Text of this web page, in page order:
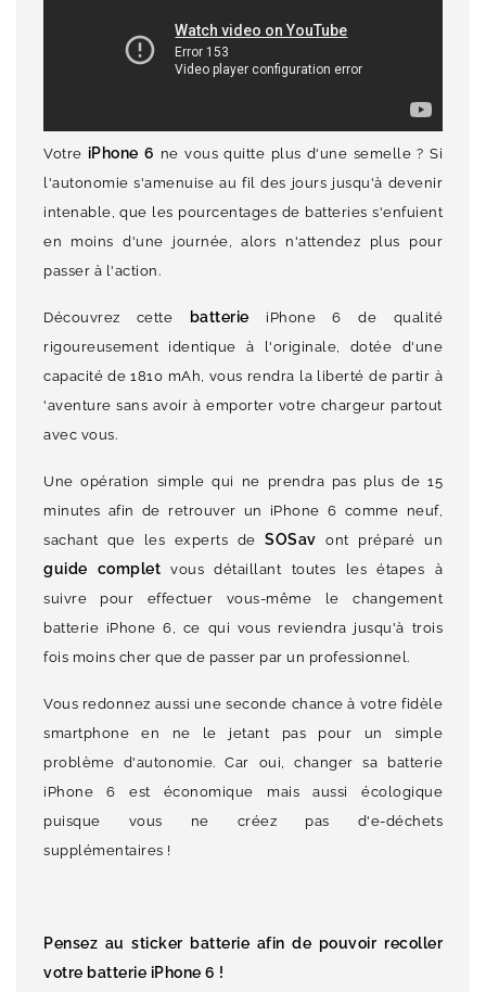
Votre iPhone 6 ne vous quitte plus d'une semelle ? Si
l'autonomie s'amenuise au fil des jours jusqu'à devenir
intenable, que les pourcentages de batteries s'enfuient
en moins d'une journée, alors n'attendez plus pour
passer à l'action.
Découvrez cette batterie iPhone 6 de qualité
rigoureusement identique à l'originale, dotée d'une
capacité de 1810 mAh, vous rendra la liberté de partir à
'aventure sans avoir à emporter votre chargeur partout
avec vous.
Une opération simple qui ne prendra pas plus de 15
minutes afin de retrouver un iPhone 6 comme neuf,
sachant que les experts deSOSav ont préparé un
guide complet vous détaillant toutes les étapes à
suivre pour effectuer vous-même le changement
batterie iPhone 6, ce qui vous reviendra jusqu'à trois
fois moins cher que de passer par un professionnel.
Vous redonnez aussi une seconde chance à votre fidèle
smartphone en ne le jetant pas pour un simple
problème d'autonomie. Car oui, changer sa batterie
iPhone 6 est économique mais aussi écologique
puisque vous ne créez pas d'e-déchets
supplémentaires !
Pensez austicker batterie afin de pouvoir recoller
votre batterie iPhone 6 !